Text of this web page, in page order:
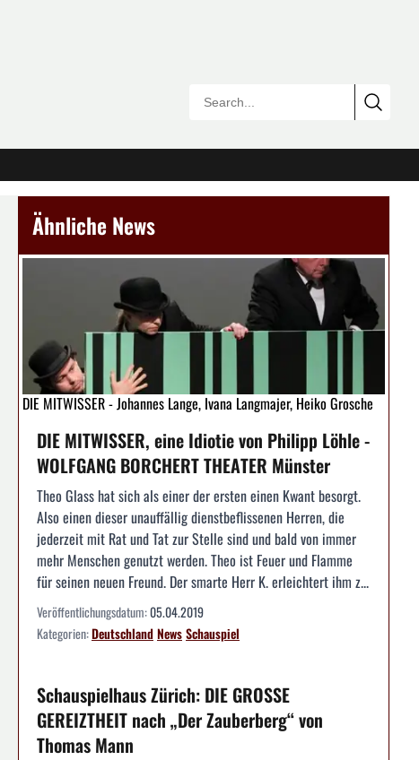
Ähnliche News
DIE MITWISSER - Johannes Lange, Ivana Langmajer, Heiko Grosche
DIE MITWISSER, eine Idiotie von Philipp Löhle -
WOLFGANG BORCHERT THEATER Münster
Theo Glass hat sich als einer der ersten einen Kwant besorgt.
Also einen dieser unauffällig dienstbeflissenen Herren, die
jederzeit mit Rat und Tat zur Stelle sind und bald von immer
mehr Menschen genutzt werden. Theo ist Feuer und Flamme
für seinen neuen Freund. Der smarte Herr K. erleichtert ihm z...
Veröffentlichungsdatum:05.04.2019
Kategorien:DeutschlandNewsSchauspiel
Schauspielhaus Zürich: DIE GROSSE
GEREIZTHEIT nach „Der Zauberberg“ von
Thomas Mann